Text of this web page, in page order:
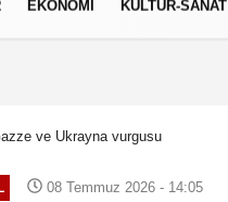
EKONOMİ KÜLTÜR-SANAT
ve Ukrayna vurgusu
08 Temmuz 2026 - 14:05